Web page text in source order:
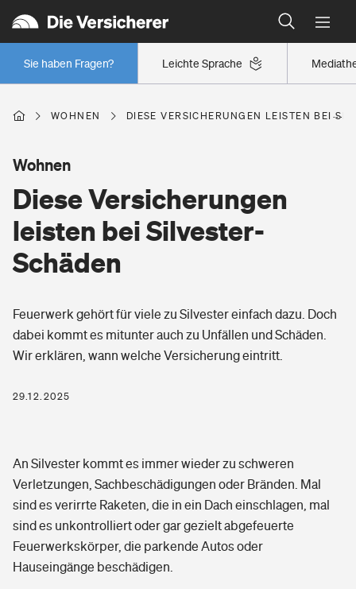
Leichte Sprache
Sie haben Fragen?
Wer versichert was: Jetzt Versicherer finden
Regionalklassen: So ist Ihre Region eingestuft
Wer versichert was: Jetzt Versicherer finden
Wer versichert was: Jetzt Versicherer finden
Sie haben Fragen?
Mietkautionsversicherung
Restkreditversicherung
Zur Übersicht
Tools
Hochwasser-Check: Wie gefährdet ist Ihr Haus?
Wer versichert was: Jetzt Versicherer finden
Rechts­schutz­ver­si­che­rung
Fahrradversicherung
Unfallversicherung
Private Krankenversicherung
Zahnzusatzversicherung
Dread-Disease-Versicherung
WOHNEN DIESE VERSICHERUNGEN LEISTEN BEI
Diese Versicherungen
leisten bei Silvester-
Schäden
Wohnen
Feuerwerk gehört für viele zu Silvester einfach dazu. Doch
dabei kommt es mitunter auch zu Unfällen und Schäden.
Wir erklären, wann welche Versicherung eintritt.
29.12.2025
An Silvester kommt es immer wieder zu schweren
Verletzungen, Sachbeschädigungen oder Bränden. Mal
sind es verirrte Raketen, die in ein Dach einschlagen, mal
sind es unkontrolliert oder gar gezielt abgefeuerte
Feuerwerkskörper, die parkende Autos oder
Hauseingänge beschädigen.